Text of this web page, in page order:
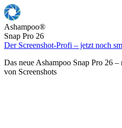
Ashampoo®
Snap Pro 26
Der Screenshot-Profi – jetzt noch
Das neue Ashampoo Snap Pro 26
von Screenshots